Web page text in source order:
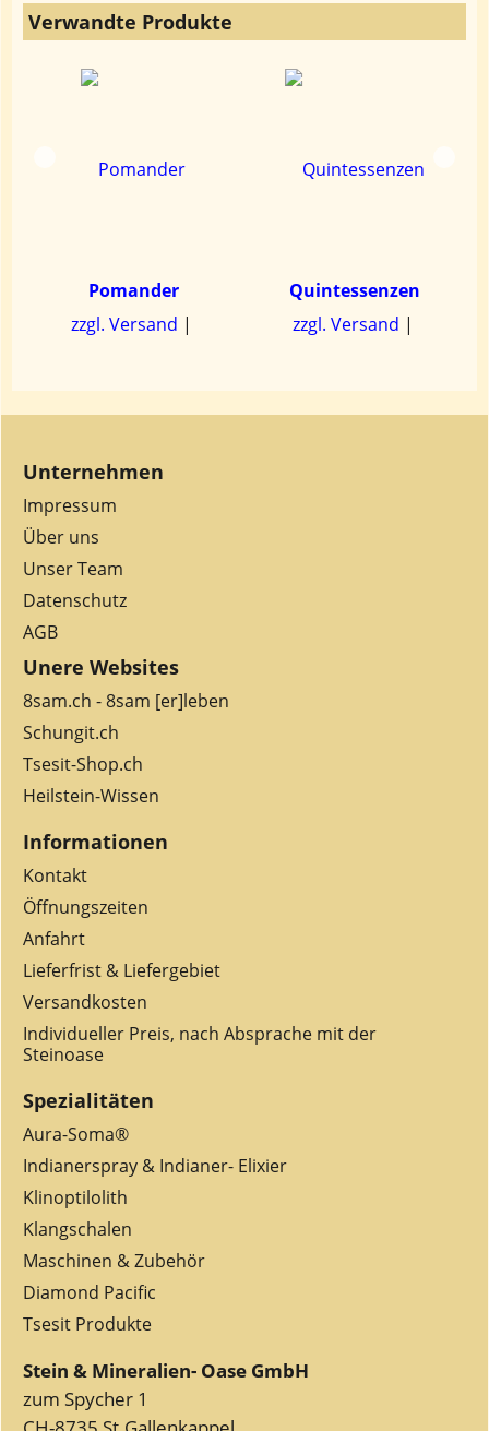
Verwandte Produkte
Pomander
zzgl. Versand
Quintessenzen
zzgl. Versand
Unternehmen
Impressum
Über uns
Unser Team
Datenschutz
AGB
Unere Websites
8sam.ch - 8sam [er]leben
Schungit.ch
Tsesit-Shop.ch
Heilstein-Wissen
Informationen
Kontakt
Öffnungszeiten
Anfahrt
Lieferfrist & Liefergebiet
Versandkosten
Individueller Preis, nach Absprache mit der
Steinoase
Spezialitäten
Aura-Soma®
Indianerspray & Indianer- Elixier
Klinoptilolith
Klangschalen
Maschinen & Zubehör
Diamond Pacific
Tsesit Produkte
Stein & Mineralien- Oase GmbH
zum Spycher 1